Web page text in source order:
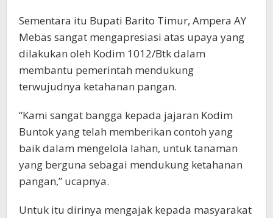
Sementara itu Bupati Barito Timur, Ampera AY
Mebas sangat mengapresiasi atas upaya yang
dilakukan oleh Kodim 1012/Btk dalam
membantu pemerintah mendukung
terwujudnya ketahanan pangan.
“Kami sangat bangga kepada jajaran Kodim
Buntok yang telah memberikan contoh yang
baik dalam mengelola lahan, untuk tanaman
yang berguna sebagai mendukung ketahanan
pangan,” ucapnya.
Untuk itu dirinya mengajak kepada masyarakat